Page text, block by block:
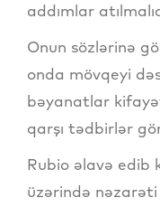
addımlar
Onun sözlərinə
onda mövqeyi
bəyanatlar
qarşı tədbirlər
Rubio əlavə edib
üzərində nəzarəti